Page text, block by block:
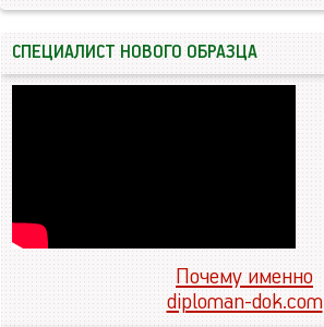
СПЕЦИАЛИСТ НОВОГО ОБРАЗЦА
Почему именно
diploman-dok.com